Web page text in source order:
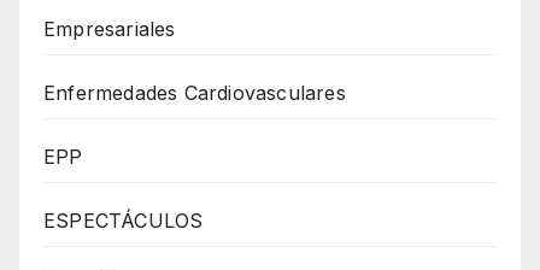
Empresariales
Enfermedades Cardiovasculares
EPP
ESPECTÁCULOS